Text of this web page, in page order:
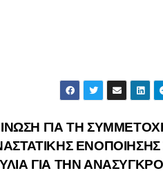
ΓΙΑ ΤΗ
ΓΙΑ ΤΗΝ